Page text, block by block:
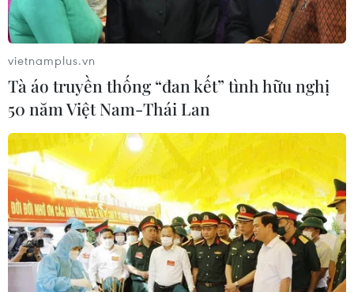
Phó Thủ tướng chỉ đạo xử lý hải sản tồn
kho sau sự cố môi trường biển
29/11/2016 22:54
vietnamplus.vn
Tà áo truyền thống “đan kết” tình hữu nghị
50 năm Việt Nam-Thái Lan